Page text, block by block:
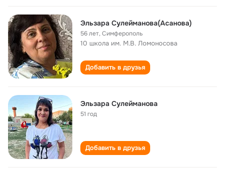
Эльзара Сулейманова(Асанова)
56 лет,Симферополь
10 школа им. М.В. Ломоносова
Добавить в друзья
Эльзара Сулейманова
51 год
Добавить в друзья